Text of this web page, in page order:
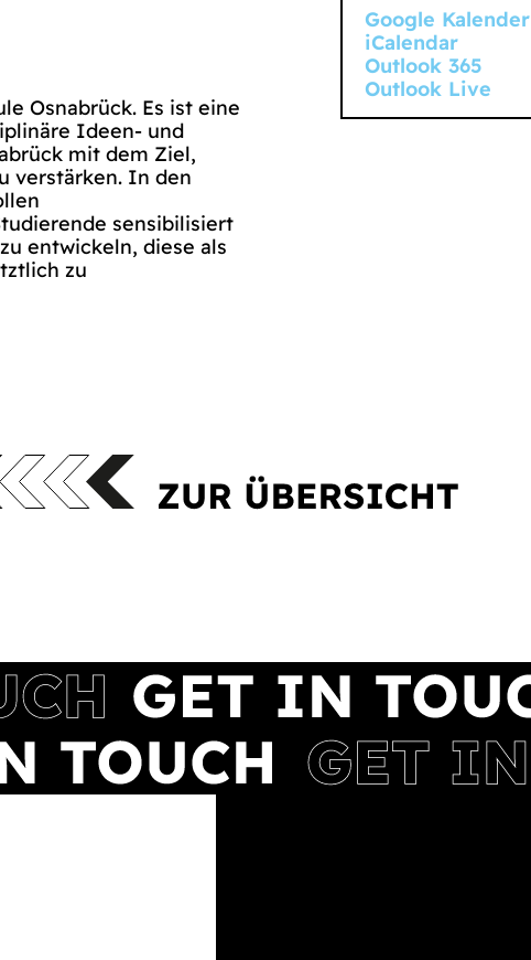
Osnabrück. Es ist eine
Ideen- und
mit dem Ziel,
verstärken. In den
sensibilisiert
entwickeln, diese als
zu
Google Kalender
iCalendar
Outlook 365
Outlook Live